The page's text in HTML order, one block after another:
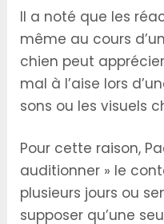
Il a noté que les
même au cours
chien peut
mal à l’aise lors
sons ou les visuels
Pour cette raison,
auditionner » le
plusieurs jours ou
supposer qu’une